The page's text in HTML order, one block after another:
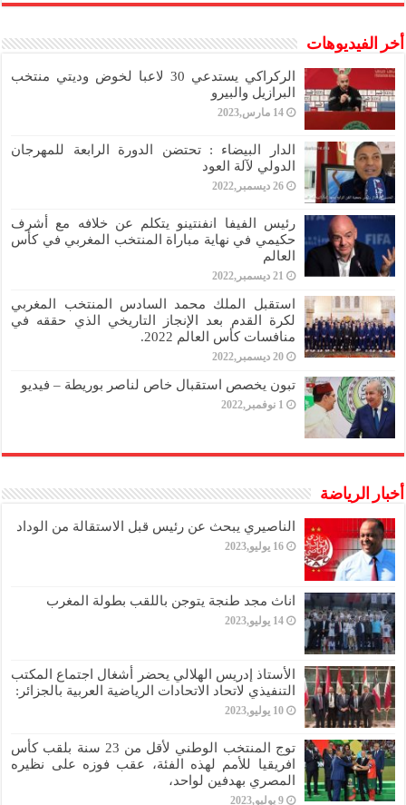
أخر الفيديوهات
الركراكي يستدعي 30 لاعبا لخوض وديتي منتخب
البرازيل والبيرو
14 مارس,2023
الدار البيضاء : تحتضن الدورة الرابعة للمهرجان
الدولي لآلة العود
26 ديسمبر,2022
رئيس الفيفا انفنتينو يتكلم عن خلافه مع أشرف
حكيمي في نهاية مباراة المنتخب المغربي في كأس
العالم
21 ديسمبر,2022
استقبل الملك محمد السادس المنتخب المغربي
لكرة القدم بعد الإنجاز التاريخي الذي حققه في
منافسات كأس العالم 2022.
20 ديسمبر,2022
تبون يخصص استقبال خاص لناصر بوريطة – فيديو
1 نوفمبر,2022
أخبار الرياضة
الناصيري يبحث عن رئيس قبل الاستقالة من الوداد
16 يوليو,2023
اناث مجد طنجة يتوجن باللقب بطولة المغرب
14 يوليو,2023
الأستاذ إدريس الهلالي يحضر أشغال اجتماع المكتب
التنفيذي لاتحاد الاتحادات الرياضية العربية بالجزائر:
10 يوليو,2023
توج المنتخب الوطني لأقل من 23 سنة بلقب كأس
افريقيا للأمم لهذه الفئة، عقب فوزه على نظيره
المصري بهدفين لواحد،
9 يوليو,2023